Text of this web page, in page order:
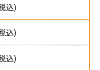
込)
込)
込)